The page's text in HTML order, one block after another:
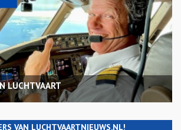
LUCHTVAART
VAN LUCHTVAARTNIEUWS.NL!